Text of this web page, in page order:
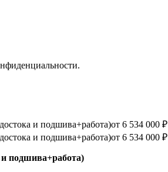
и подшива+работа)от 6 534 000 ₽
и подшива+работа)от 6 534 000 ₽
подшива+работа)